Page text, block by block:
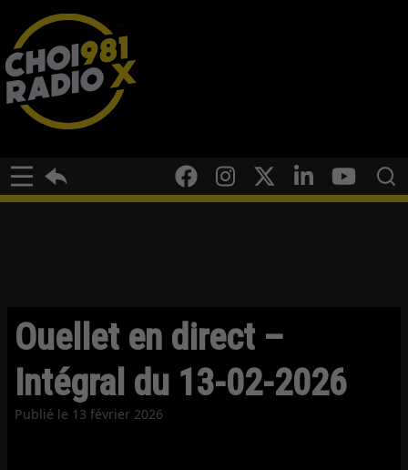
Ouellet en direct –
Intégral du 13-02-2026
Publié le 13 février 2026